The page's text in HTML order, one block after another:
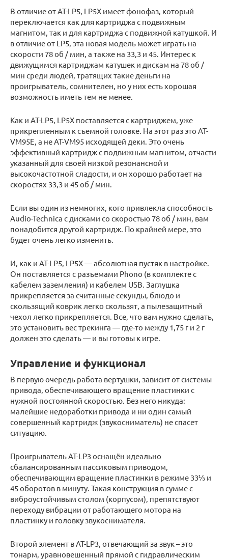
В отличие от AT-LP5, LP5X имеет фонофаз, который
переключается как для картриджа с подвижным
магнитом, так и для картриджа с подвижной катушкой. И
в отличие от LP5, эта новая модель может играть на
скорости 78 об / мин, а также на 33,3 и 45. Интерес к
движущимся картриджам катушек и дискам на 78 об /
мин среди людей, тратящих такие деньги на
проигрыватель, сомнителен, но у них есть хорошая
возможность иметь тем не менее.
Как и AT-LP5, LP5X поставляется с картриджем, уже
прикрепленным к съемной головке. На этот раз это AT-
VM95E, а не AT-VM95 исходящей деки. Это очень
эффективный картридж с подвижным магнитом, отчасти
указанный для своей низкой резонансной и
высокочастотной сладости, и он хорошо работает на
скоростях 33,3 и 45 об / мин.
Если вы один из немногих, кого привлекла способность
Audio-Technica с дисками со скоростью 78 об / мин, вам
понадобится другой картридж. По крайней мере, это
будет очень легко изменить.
И, как и AT-LP5, LP5X — абсолютная пустяк в настройке.
Он поставляется с разъемами Phono (в комплекте с
кабелем заземления) и кабелем USB. Заглушка
прикрепляется за считанные секунды, блюдо и
скользящий коврик легко скользят, а пылезащитный
чехол легко прикрепляется. Все, что вам нужно сделать,
это установить вес трекинга — где-то между 1,75 г и 2 г
должен это сделать — и вы готовы к игре.
Управление и функционал
В первую очередь работа вертушки, зависит от системы
привода, обеспечивающего вращение пластинки с
нужной постоянной скоростью. Без него никуда:
малейшие недоработки привода и ни один самый
совершенный картридж (звукосниматель) не спасет
ситуацию.
Проигрыватель AT-LP3 оснащён идеально
сбалансированным пассиковым приводом,
обеспечивающим вращение пластинки в режиме 33⅓ и
45 оборотов в минуту. Такая конструкция в сумме с
виброустойчивым столом (корпусом), препятствуют
переходу вибрации от работающего мотора на
пластинку и головку звукоснимателя.
Второй элемент в AT-LP3, отвечающий за звук – это
тонарм, уравновешенный прямой с гидравлическим